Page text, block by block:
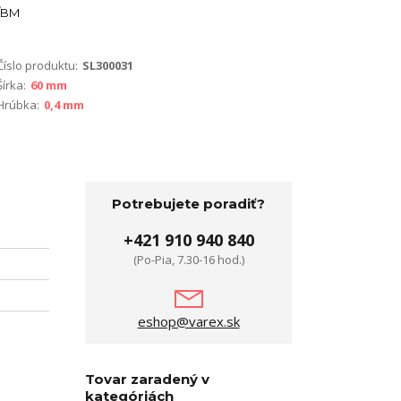
BM
produktu: SL300031
60 mm
0,4 mm
Potrebujete poradiť?
+421 910 940 840
(Po-Pia, 7.30-16 hod.)
eshop@varex.sk
Tovar zaradený v
kategóriách